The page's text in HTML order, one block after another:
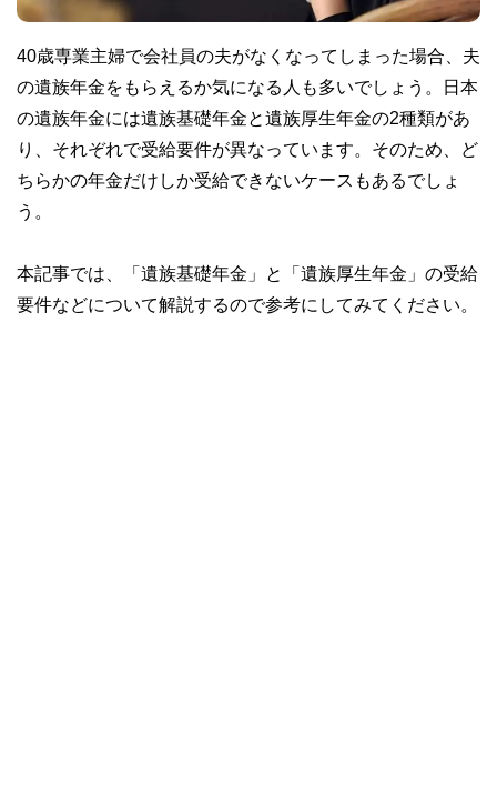
40歳専業主婦で会社員の夫がなくなってしまった場合、夫
の遺族年金をもらえるか気になる人も多いでしょう。日本
の遺族年金には遺族基礎年金と遺族厚生年金の2種類があ
り、それぞれで受給要件が異なっています。そのため、ど
ちらかの年金だけしか受給できないケースもあるでしょ
う。
本記事では、「遺族基礎年金」と「遺族厚生年金」の受給
要件などについて解説するので参考にしてみてください。